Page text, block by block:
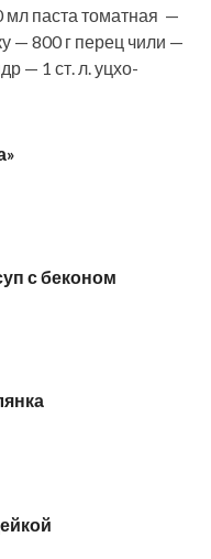
мл паста томатная —
— 800 г перец чили —
— 1 ст. л. уцхо-
с беконом